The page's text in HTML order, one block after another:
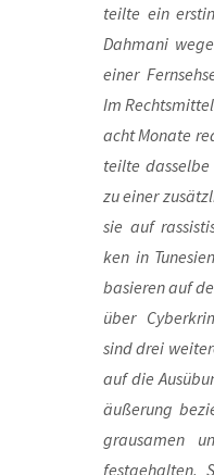
teil­te ein
Dah­ma­ni
einer
Im
acht Mona­te
teil­te
zu einer
sie auf
ken in
basie­ren auf
über
sind drei
auf die
äu­ße­rung
grau­sa­men
fest­ge­hal­ten.